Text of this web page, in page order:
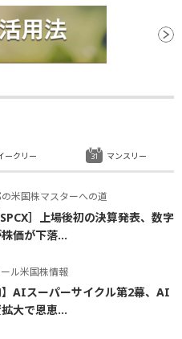
米国株マスターへの道
］上場後初の決算発表、数字
価が下落...
ル米国株情報
】AIスーパーサイクル第2幕、AI
大で恩恵...
ークリー マンスリー